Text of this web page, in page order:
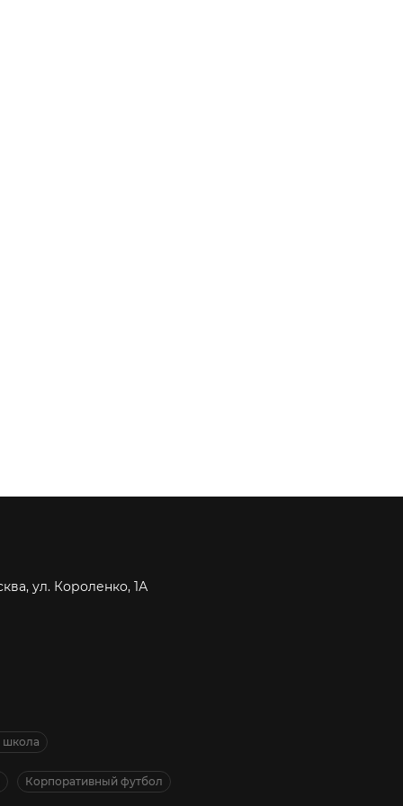
ул. Короленко, 1А
школа
Корпоративный футбол